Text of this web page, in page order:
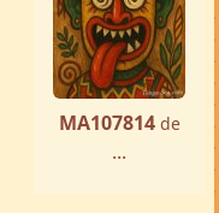
MA107814 de
...